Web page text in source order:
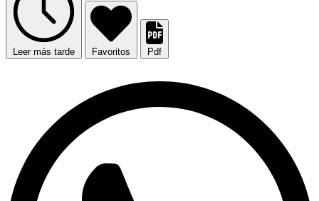
Leer más tarde Favoritos Pdf